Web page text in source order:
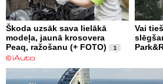
Škoda uzsāk sava lielākā
modeļa, jaunā krosovera
Peaq, ražošanu (+ FOTO)
1
Vai